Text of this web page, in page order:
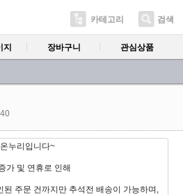
카테고리 검색
지 장바구니 관심상품
누리입니다~
가 및 연휴로 인해
주문 건까지만 추석전 배송이 가능하며,